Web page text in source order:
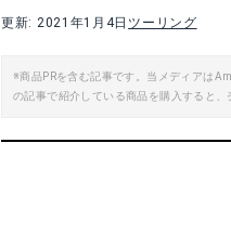
更新: 2021年1月4日 ツーリング
※商品PRを含む記事です。当メディアは
の記事で紹介している商品を購入すると、